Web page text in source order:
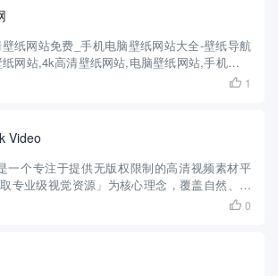
纸网站免费_手机电脑壁纸网站大全-壁纸导航
网站,4k高清壁纸网站,电脑壁纸网站,手机壁纸
导航网免费分享4K高清壁纸网站，各种动态静
 1
Video
一个专注于提供无版权限制的高清视频素材平
专业级视觉资源」为核心理念，覆盖自然、科
，尤其适合企业宣传、自媒体创作及商业项
 0